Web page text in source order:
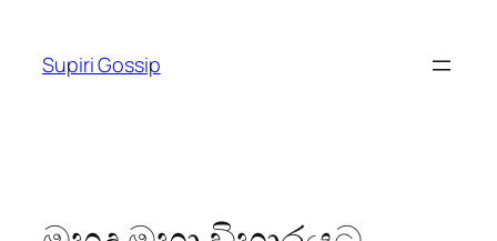
content
Supiri Gossip